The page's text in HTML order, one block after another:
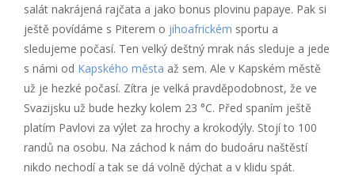
salát nakrájená rajčata a jako bonus plovinu papaye. Pak si
ještě povídáme s Piterem o jihoafrickém sportu a
sledujeme počasí. Ten velký deštný mrak nás sleduje a jede
s námi od Kapského města až sem. Ale v Kapském městě
už je hezké počasí. Zítra je velká pravděpodobnost, že ve
Svazijsku už bude hezky kolem 23 °C. Před spaním ještě
platím Pavlovi za výlet za hrochy a krokodýly. Stojí to 100
randů na osobu. Na záchod k nám do budoáru naštěstí
nikdo nechodí a tak se dá volně dýchat a v klidu spát.